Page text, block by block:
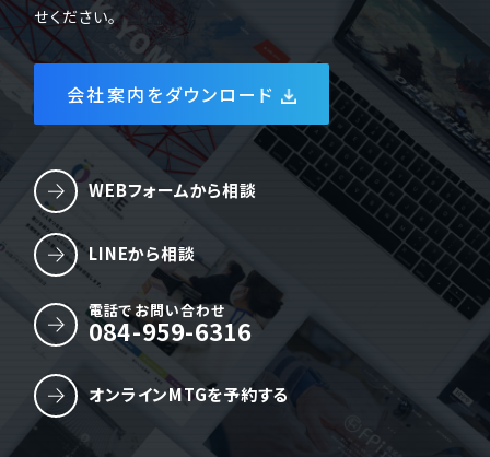
せください。
会社案内をダウンロード
WEBフォームから相談
LINEから相談
電話でお問い合わせ
084-959-6316
オンラインMTGを予約する